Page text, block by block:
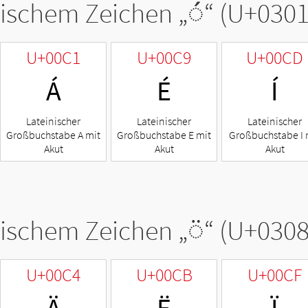
Zeichen „◌́“
U+00C1
Á
Lateinischer
Großbuchstabe A mit
Akut
U+00C9
É
Lateinischer
Großbuchstabe E mit
Akut
U+00CD
Í
Lateinischer
Großbuchstabe I
Akut
Zeichen „◌̈“
U+00C4 U+00CB U+00CF